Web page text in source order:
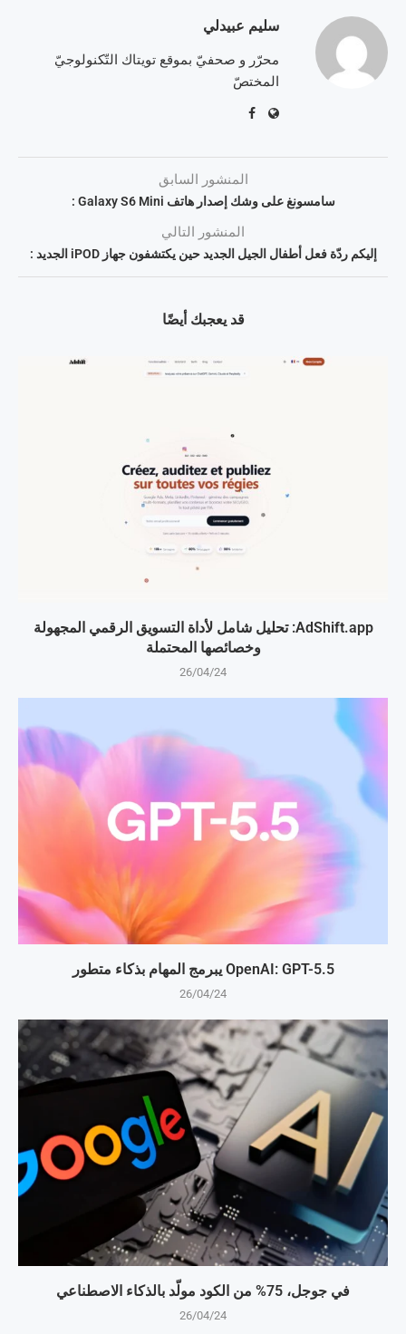
سليم عبيدلي
محرّر و صحفيّ بموقع تويتاك التّكنولوجيّ
المختصّ
المنشور السابق
سامسونغ على وشك إصدار هاتف Galaxy S6 Mini :
المنشور التالي
إليكم ردّة فعل أطفال الجيل الجديد حين يكتشفون جهاز iPOD الجديد :
قد يعجبك أيضًا
AdShift.app: تحليل شامل لأداة التسويق الرقمي المجهولة
وخصائصها المحتملة
26/04/24
OpenAI: GPT-5.5 يبرمج المهام بذكاء متطور
26/04/24
في جوجل، 75% من الكود مولّد بالذكاء الاصطناعي
26/04/24